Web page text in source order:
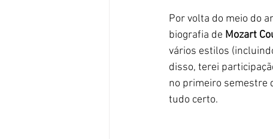
Por volta do meio do
biografia de Mozart
vários estilos
disso, terei
no primeiro semestre
tudo certo.